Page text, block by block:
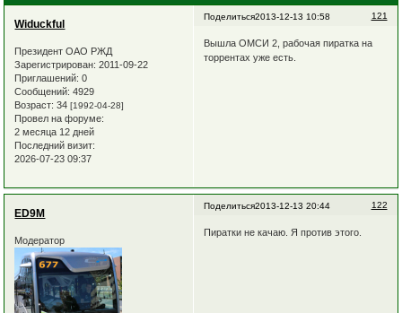
Поделиться 121
2013-12-13 10:58
Widuckful
Президент ОАО РЖД
Зарегистрирован: 2011-09-22
Приглашений: 0
Сообщений: 4929
Возраст: 34[1992-04-28]
Провел на форуме:
2 месяца 12 дней
Последний визит:
2026-07-23 09:37
Вышла ОМСИ 2, рабочая пиратка на
торрентах уже есть.
Поделиться 122
2013-12-13 20:44
ED9M
Модератор
Пиратки не качаю. Я против этого.